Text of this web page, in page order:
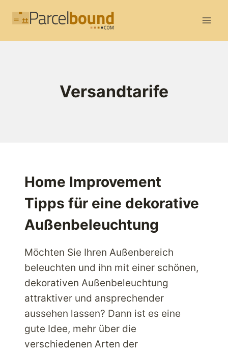
Inhalt
Versandtarife
Home Improvement
Tipps für eine dekorative
Außenbeleuchtung
Möchten Sie Ihren Außenbereich
beleuchten und ihn mit einer schönen,
dekorativen Außenbeleuchtung
attraktiver und ansprechender
aussehen lassen? Dann ist es eine
gute Idee, mehr über die
verschiedenen Arten der